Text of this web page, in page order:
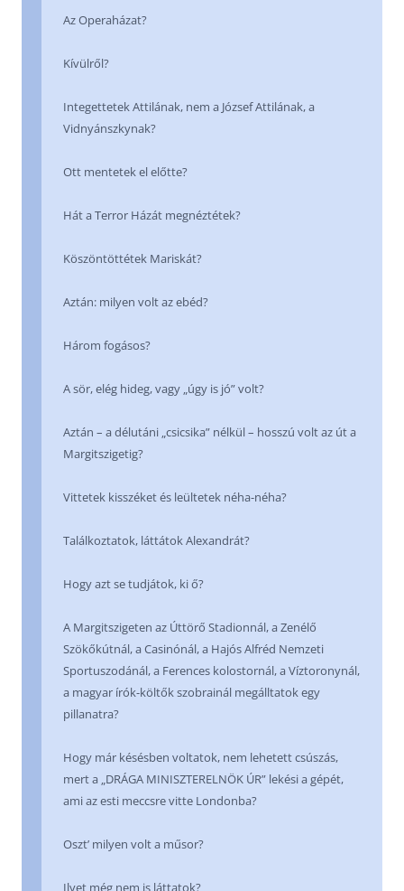
Az Operaházat?
Kívülről?
Integettetek Attilának, nem a József Attilának, a
Vidnyánszkynak?
Ott mentetek el előtte?
Hát a Terror Házát megnéztétek?
Köszöntöttétek Mariskát?
Aztán: milyen volt az ebéd?
Három fogásos?
A sör, elég hideg, vagy „úgy is jó” volt?
Aztán – a délutáni „csicsika” nélkül – hosszú volt az út a
Margitszigetig?
Vittetek kisszéket és leültetek néha-néha?
Találkoztatok, láttátok Alexandrát?
Hogy azt se tudjátok, ki ő?
A Margitszigeten az Úttörő Stadionnál, a Zenélő
Szökőkútnál, a Casinónál, a Hajós Alfréd Nemzeti
Sportuszodánál, a Ferences kolostornál, a Víztoronynál,
a magyar írók-költők szobrainál megálltatok egy
pillanatra?
Hogy már késésben voltatok, nem lehetett csúszás,
mert a „DRÁGA MINISZTERELNÖK ÚR” lekési a gépét,
ami az esti meccsre vitte Londonba?
Oszt’ milyen volt a műsor?
Ilyet még nem is láttatok?